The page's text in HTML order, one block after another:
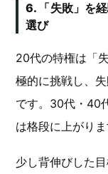
6. 「失敗」を
選び
20代の特権は「
極的に挑戦し、
です。30代・40
は格段に上がりま
少し背伸びした